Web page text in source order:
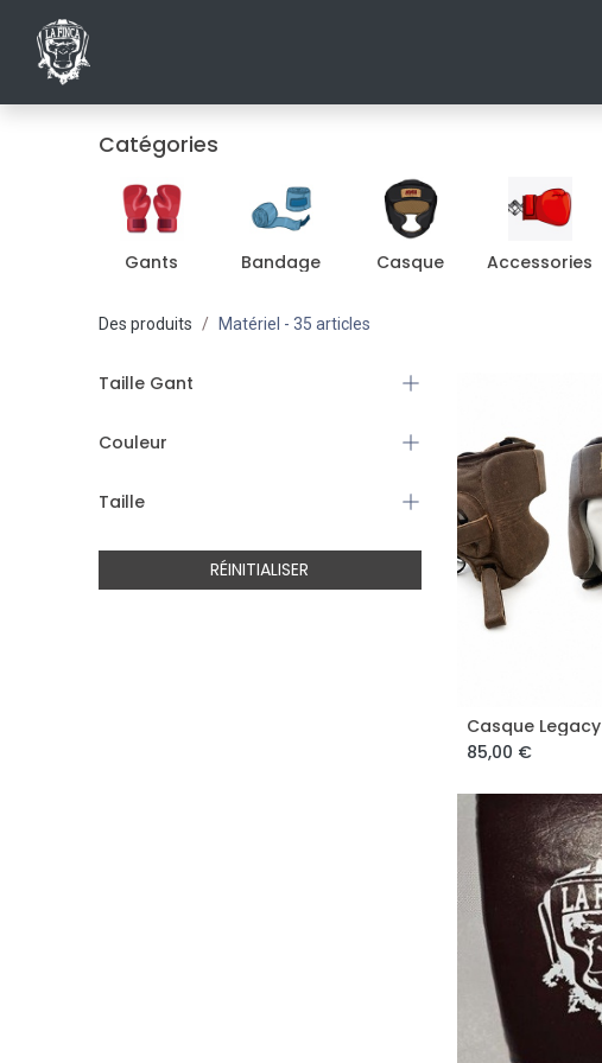
Catégories
Gants Bandage Casque Accessories
Des produits Matériel - 35 articles
Taille Gant
Couleur
Taille
RÉINITIALISER
Casque Legacy
85,00 €